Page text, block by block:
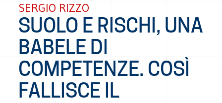
SERGIO RIZZO
SUOLO E RISCHI, UNA
BABELE DI
COMPETENZE. COSÌ
FALLISCE IL